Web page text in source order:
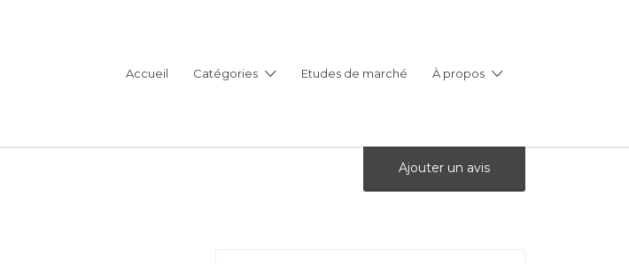
Accueil Catégories Etudes de marché À propos
Ajouter un avis